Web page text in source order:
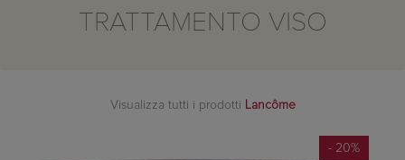
TRATTAMENTO VISO
Visualizza tutti i prodotti Lancôme
- 20%